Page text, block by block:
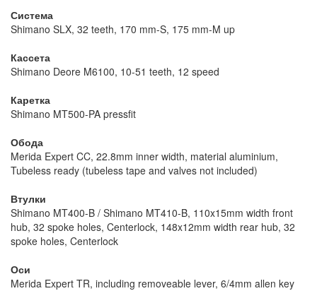
Система
Shimano SLX, 32 teeth, 170 mm-S, 175 mm-M up
Кассета
Shimano Deore M6100, 10-51 teeth, 12 speed
Каретка
Shimano MT500-PA pressfit
Обода
Merida Expert CC, 22.8mm inner width, material aluminium,
Tubeless ready (tubeless tape and valves not included)
Втулки
Shimano MT400-B / Shimano MT410-B, 110x15mm width front
hub, 32 spoke holes, Centerlock, 148x12mm width rear hub, 32
spoke holes, Centerlock
Оси
Merida Expert TR, including removeable lever, 6/4mm allen key